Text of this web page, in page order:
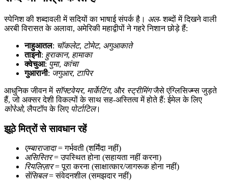
स्पेनिश की शब्दावली में सदियों का भाषाई संपर्क है। अल-शब्दों में दिखने वाली
अरबी विरासत के अलावा, अमेरिकी महाद्वीपों ने गहरे निशान छोड़े हैं:
नाहुआतल: चॉकलेट, टोमेट, अगुआकाते
ताइनो: हुराकान, हामाका
क्वेचुआ: पुमा, कांचा
गुआरानी: जगुआर, टापिर
आधुनिक जीवन में सॉफ्टवेयर, मार्केटिंग, और स्ट्रीमिंगजैसे एंग्लिसिज्म्स जुड़ते
हैं, जो अक्सर देशी विकल्पों के साथ सह-अस्तित्व में होते हैं: ईमेल के लिए
कोरेओ, लैपटॉप के लिए पोर्टाटिल।
झूठे मित्रों से सावधान रहें
एम्बाराजादा= गर्भवती (शर्मिंदा नहीं)
असिस्तिर= उपस्थित होना (सहायता नहीं करना)
रियलिज़ार= पूरा करना (साक्षात्कार/जागरूक होना नहीं)
सेंसिबल= संवेदनशील (समझदार नहीं)